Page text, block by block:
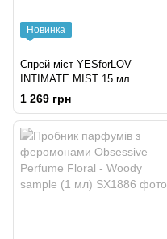
Новинка
Спрей-міст YESforLOV
INTIMATE MIST 15 мл
1 269 грн